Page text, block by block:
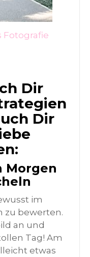
Fotografie
Dir
Dir
Morgen
im
zu bewerten.
an und
Tag! Am
etwas